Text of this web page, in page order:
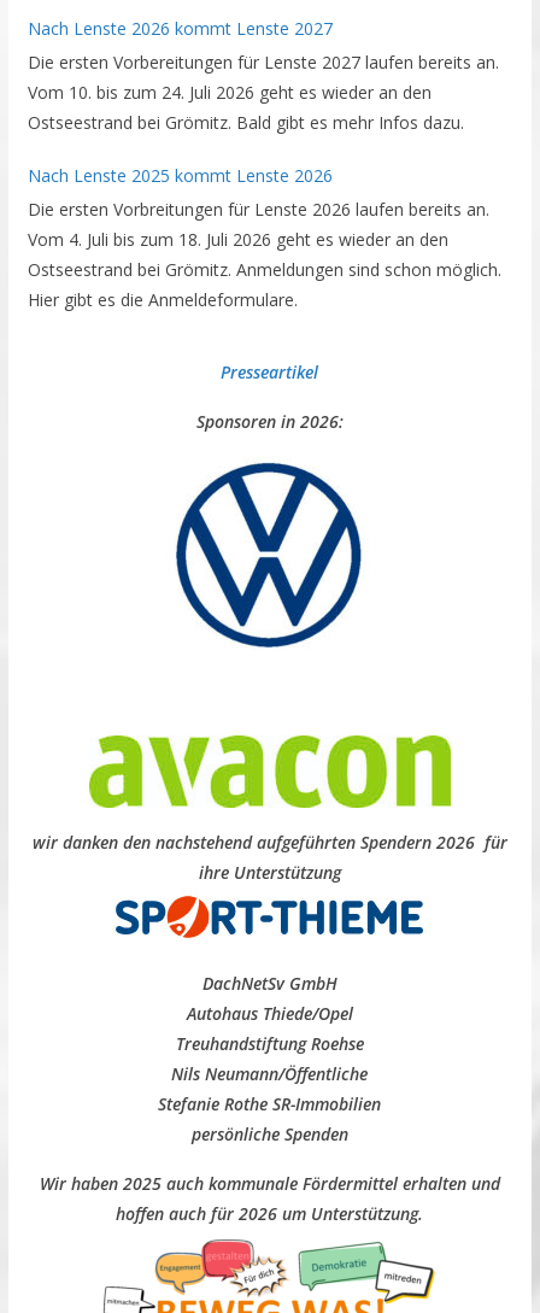
Nach Lenste 2026 kommt Lenste 2027
Die ersten Vorbereitungen für Lenste 2027 laufen bereits an.
Vom 10. bis zum 24. Juli 2026 geht es wieder an den
Ostseestrand bei Grömitz. Bald gibt es mehr Infos dazu.
Nach Lenste 2025 kommt Lenste 2026
Die ersten Vorbreitungen für Lenste 2026 laufen bereits an.
Vom 4. Juli bis zum 18. Juli 2026 geht es wieder an den
Ostseestrand bei Grömitz. Anmeldungen sind schon möglich.
Hier gibt es die Anmeldeformulare.
Presseartikel
Sponsoren in 2026:
wir danken den nachstehend aufgeführten Spendern 2026 für
ihre Unterstützung
DachNetSv GmbH
Autohaus Thiede/Opel
Treuhandstiftung Roehse
Nils Neumann/Öffentliche
Stefanie Rothe SR-Immobilien
persönliche Spenden
Wir haben 2025 auch kommunale Fördermittel erhalten und
hoffen auch für 2026 um Unterstützung.